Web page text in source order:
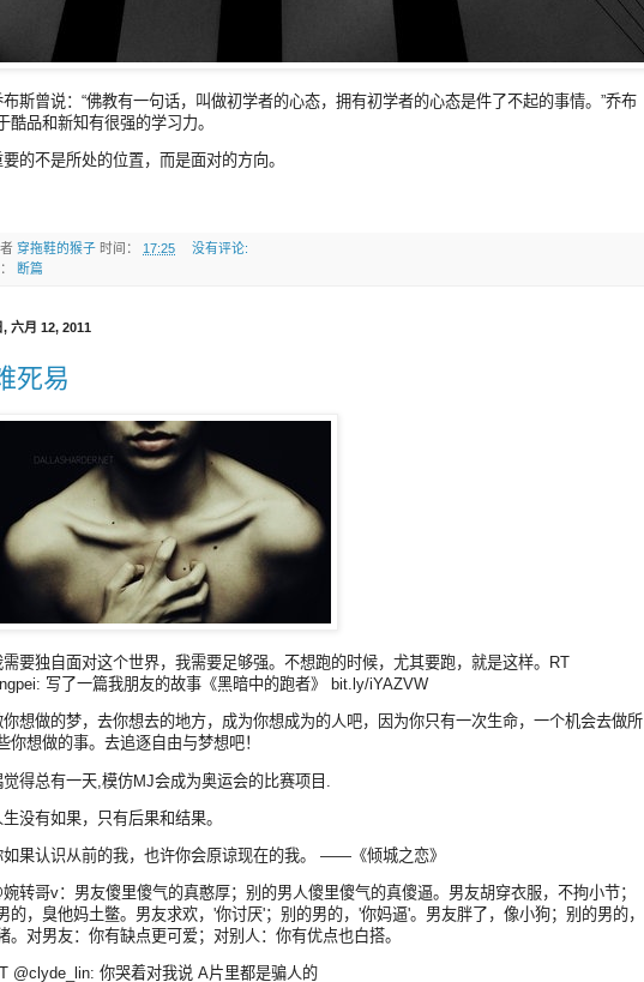
布斯曾说：“佛教有一句话，叫做初学者的心态，拥有初学者的心态是件了不起的事情。”乔布
酷品和新知有很强的学习力。
的不是所处的位置，而是面对的方向。
穿拖鞋的猴子 时间： 17:25
没有评论:
断篇
, 六月 12, 2011
死易
需要独自面对这个世界，我需要足够强。不想跑的时候，尤其要跑，就是这样。RT
写了一篇我朋友的故事《黑暗中的跑者》 bit.ly/iYAZVW
你想做的梦，去你想去的地方，成为你想成为的人吧，因为你只有一次生命，一个机会去做所
你想做的事。去追逐自由与梦想吧！
得总有一天,模仿MJ会成为奥运会的比赛项目.
没有如果，只有后果和结果。
如果认识从前的我，也许你会原谅现在的我。 ——《倾城之恋》
婉转哥v：男友傻里傻气的真憨厚；别的男人傻里傻气的真傻逼。男友胡穿衣服，不拘小节；
的，臭他妈土鳖。男友求欢，'你讨厌'；别的男的，'你妈逼'。男友胖了，像小狗；别的男的，
。对男友：你有缺点更可爱；对别人：你有优点也白搭。
@clyde_lin: 你哭着对我说 A片里都是骗人的